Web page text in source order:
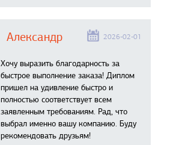
Александр 2026-02-01
Хочу выразить благодарность за
быстрое выполнение заказа! Диплом
пришел на удивление быстро и
полностью соответствует всем
заявленным требованиям. Рад, что
выбрал именно вашу компанию. Буду
рекомендовать друзьям!